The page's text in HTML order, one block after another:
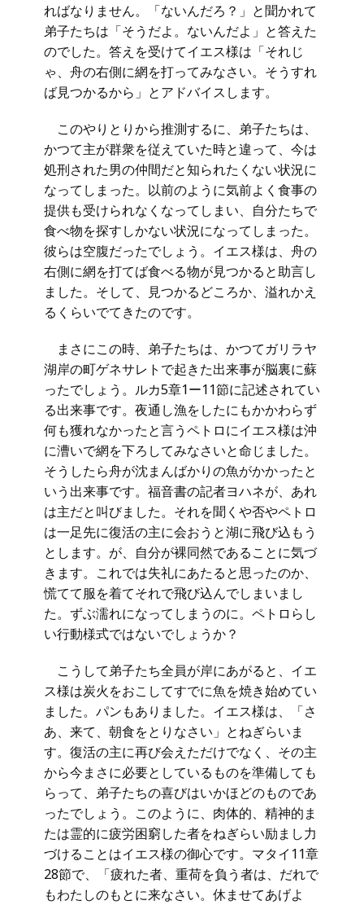
ればなりません。「ないんだろ？」と聞かれて
弟子たちは「そうだよ。ないんだよ」と答えた
のでした。答えを受けてイエス様は「それじ
ゃ、舟の右側に網を打ってみなさい。そうすれ
ば見つかるから」とアドバイスします。
このやりとりから推測するに、弟子たちは、
かつて主が群衆を従えていた時と違って、今は
処刑された男の仲間だと知られたくない状況に
なってしまった。以前のように気前よく食事の
提供も受けられなくなってしまい、自分たちで
食べ物を探すしかない状況になってしまった。
彼らは空腹だったでしょう。イエス様は、舟の
右側に網を打てば食べる物が見つかると助言し
ました。そして、見つかるどころか、溢れかえ
るくらいでてきたのです。
まさにこの時、弟子たちは、かつてガリラヤ
湖岸の町ゲネサレトで起きた出来事が脳裏に蘇
ったでしょう。ルカ5章1ー11節に記述されてい
る出来事です。夜通し漁をしたにもかかわらず
何も獲れなかったと言うペトロにイエス様は沖
に漕いで網を下ろしてみなさいと命じました。
そうしたら舟が沈まんばかりの魚がかかったと
いう出来事です。福音書の記者ヨハネが、あれ
は主だと叫びました。それを聞くや否やペトロ
は一足先に復活の主に会おうと湖に飛び込もう
とします。が、自分が裸同然であることに気づ
きます。これでは失礼にあたると思ったのか、
慌てて服を着てそれで飛び込んでしまいまし
た。ずぶ濡れになってしまうのに。ペトロらし
い行動様式ではないでしょうか？
こうして弟子たち全員が岸にあがると、イエ
ス様は炭火をおこしてすでに魚を焼き始めてい
ました。パンもありました。イエス様は、「さ
あ、来て、朝食をとりなさい」とねぎらいま
す。復活の主に再び会えただけでなく、その主
から今まさに必要としているものを準備しても
らって、弟子たちの喜びはいかほどのものであ
ったでしょう。このように、肉体的、精神的ま
たは霊的に疲労困窮した者をねぎらい励まし力
づけることはイエス様の御心です。マタイ11章
28節で、「疲れた者、重荷を負う者は、だれで
もわたしのもとに来なさい。休ませてあげよ